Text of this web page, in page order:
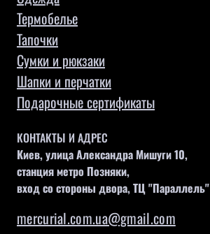
Термобелье
Тапочки
Сумки и рюкзаки
Шапки и перчатки
Подарочные сертификаты
КОНТАКТЫ И АДРЕС
Киев, улица Александра Мишуги 10,
станция метро Позняки,
вход со стороны двора, ТЦ "Параллель"
mercurial.com.ua@gmail.com